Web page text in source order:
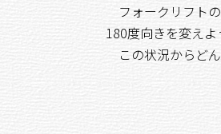
フォークリフト
180度向きを変えよ
この状況からど